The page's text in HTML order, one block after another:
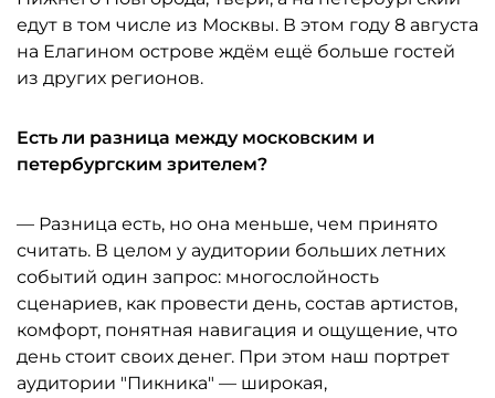
едут в том числе из Москвы. В этом году 8 августа
на Елагином острове ждём ещё больше гостей
из других регионов.
Есть ли разница между московским и
петербургским зрителем?
— Разница есть, но она меньше, чем принято
считать. В целом у аудитории больших летних
событий один запрос: многослойность
сценариев, как провести день, состав артистов,
комфорт, понятная навигация и ощущение, что
день стоит своих денег. При этом наш портрет
аудитории "Пикника" — широкая,